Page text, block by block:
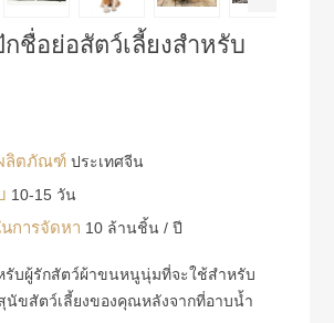
ชื่อย่อสัตว์เลี้ยงสำหรับ
ผลิตภัณฑ์ประเทศจีน
10-15 วัน
การจัดหา 10 ล้านชิ้น / ปี
รับผู้รักสัตว์ผ้าขนหนูนุ่มที่จะใช้สำหรับ
นัขสัตว์เลี้ยงของคุณหลังจากที่อาบน้ำ